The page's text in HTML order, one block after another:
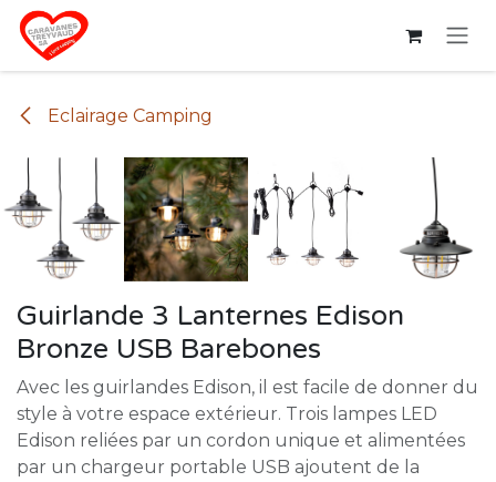
Se rendre au contenu
Eclairage Camping
Guirlande 3 Lanternes Edison
Bronze USB Barebones
Avec les guirlandes Edison, il est facile de donner du
style à votre espace extérieur. Trois lampes LED
Edison reliées par un cordon unique et alimentées
par un chargeur portable USB ajoutent de la